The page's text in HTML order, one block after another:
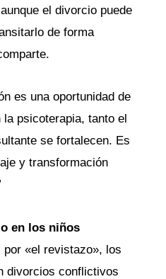
el divorcio puede
de forma
es una oportunidad de
psicoterapia, tanto el
se fortalecen. Es
y transformación
en los niños
por «el revistazo», los
divorcios conflictivos